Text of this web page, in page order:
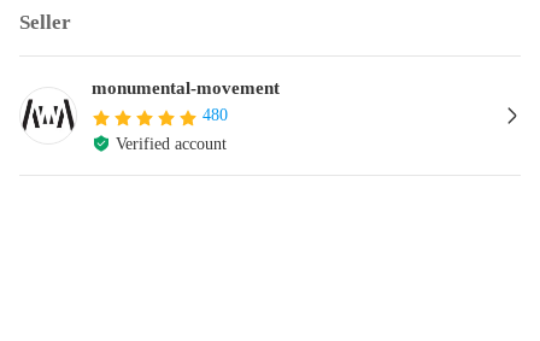
Seller
monumental-movement
480
Verified account